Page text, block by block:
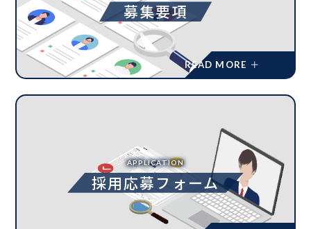
募集要項
APPLICATION
採用応募フォーム